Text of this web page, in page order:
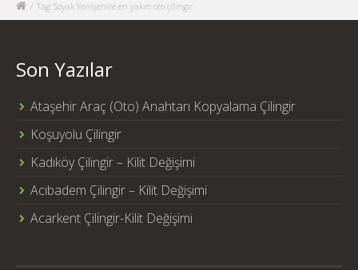
/ Tag: Soyak Yenişehire en yakın oto çilingir
Son Yazılar
Ataşehir Araç (Oto) Anahtarı Kopyalama Çilingir
Koşuyolu Çilingir
Kadıköy Çilingir – Kilit Değişimi
Acıbadem Çilingir – Kilit Değişimi
Acarkent Çilingir-Kilit Değişimi